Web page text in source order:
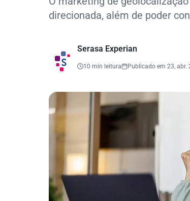
direcionada, além de poder
Serasa Experian
10 min leitura Publicado em 23, abr.